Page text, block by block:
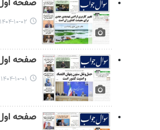
صفحه اول
۱۴۰۴-۱۰-۰۲ ۰۹:۲۲
صفحه اول
۱۴۰۴-۱۰-۰۱ ۱۰:۵۸
صفحه اول